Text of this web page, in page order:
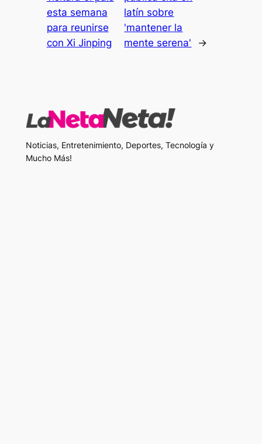
esta semana
para reunirse
con Xi Jinping
latín sobre
'mantener la
mente serena'
→
Noticias, Entretenimiento, Deportes, Tecnología y
Mucho Más!